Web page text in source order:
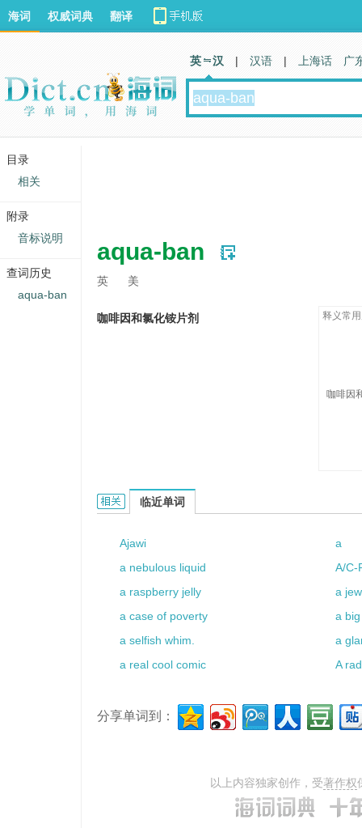
aqua-ban
英 美
咖啡因和氯化铵片剂 释义常
咖啡因
Aqua-Ban的相关资料：
临近单词
Ajawi
a
a nebulous liquid
A/C-
a raspberry jelly
a
a case of poverty
a
a selfish whim.
a
a real cool comic
A
分享单词到：
以上内容独家创作，受著作权
海词 权威词典 翻译
英 汉 | 汉语 | 上海话 广
目录
相关
附录
音标说明
查词历史
aqua-ban